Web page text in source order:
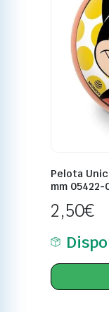
Pelota
mm 05422-
2,50€